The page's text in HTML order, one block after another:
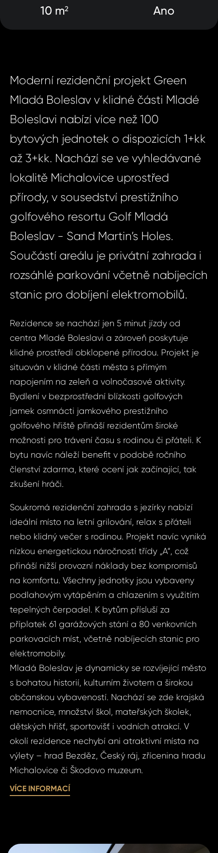
10 m2 Ano
Moderní rezidenční projekt Green
Mladá Boleslav v klidné části Mladé
Boleslavi nabízí více než 100
bytových jednotek o dispozicích 1+kk
až 3+kk. Nachází se ve vyhledávané
lokalitě Michalovice uprostřed
přírody, v sousedství prestižního
golfového resortu Golf Mladá
Boleslav - Sand Martin’s Holes.
Součástí areálu je privátní zahrada i
rozsáhlé parkování včetně nabíjecích
stanic pro dobíjení elektromobilů.
Rezidence se nachází jen 5 minut jízdy od
centra Mladé Boleslavi a zároveň poskytuje
klidné prostředí obklopené přírodou. Projekt je
situován v klidné části města s přímým
napojením na zeleň a volnočasové aktivity.
Bydlení v bezprostřední blízkosti golfových
jamek osmnácti jamkového prestižního
golfového hřiště přináší rezidentům široké
možnosti pro trávení času s rodinou či přáteli. K
bytu navíc náleží benefit v podobě ročního
členství zdarma, které ocení jak začínající, tak
zkušení hráči.
Soukromá rezidenční zahrada s jezírky nabízí
ideální místo na letní grilování, relax s přáteli
nebo klidný večer s rodinou. Projekt navíc vyniká
nízkou energetickou náročností třídy „A“, což
přináší nižší provozní náklady bez kompromisů
na komfortu. Všechny jednotky jsou vybaveny
podlahovým vytápěním a chlazením s využitím
tepelných čerpadel. K bytům přísluší za
příplatek 61 garážových stání a 80 venkovních
parkovacích míst, včetně nabíjecích stanic pro
elektromobily.
Mladá Boleslav je dynamicky se rozvíjející město
s bohatou historií, kulturním životem a širokou
občanskou vybaveností. Nachází se zde krajská
nemocnice, množství škol, mateřských školek,
dětských hřišť, sportovišť i vodních atrakcí. V
okolí rezidence nechybí ani atraktivní místa na
výlety – hrad Bezděz, Český ráj, zřícenina hradu
Michalovice či Škodovo muzeum.
VÍCE INFORMACÍ
Boleslav -